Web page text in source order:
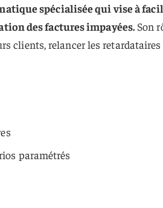
spécialisée qui vise à
des factures impayées. Son
clients, relancer les
paramétrés